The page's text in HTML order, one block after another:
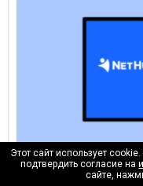
Этот сайт использует
подтвердить согласие на
сайте,